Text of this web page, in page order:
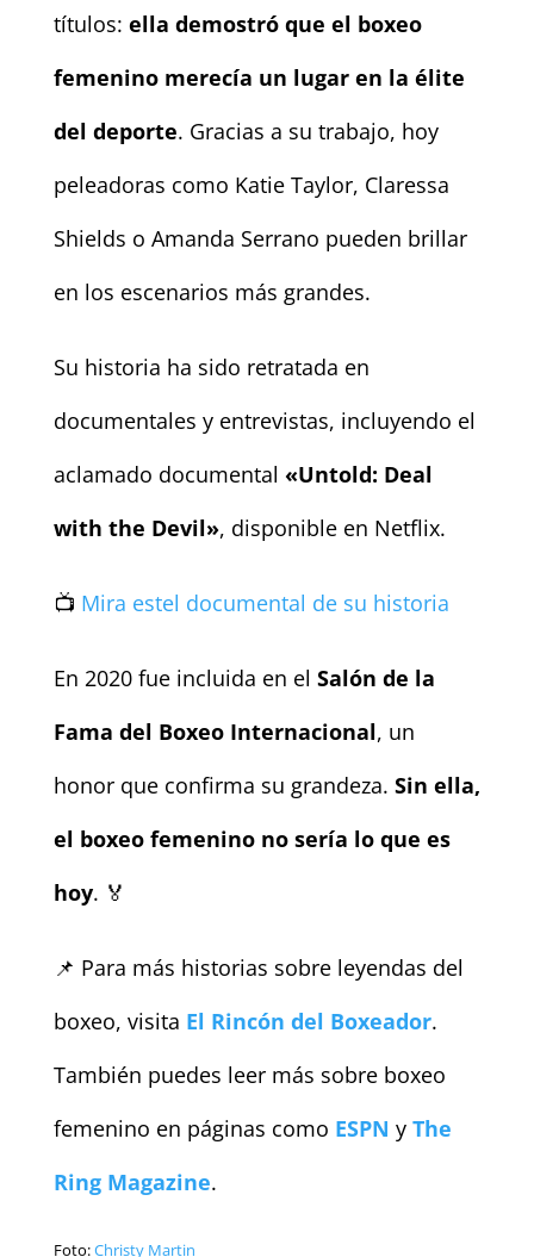
títulos: ella demostró que el boxeo
femenino merecía un lugar en la élite
del deporte. Gracias a su trabajo, hoy
peleadoras como Katie Taylor, Claressa
Shields o Amanda Serrano pueden brillar
en los escenarios más grandes.
Su historia ha sido retratada en
documentales y entrevistas, incluyendo el
aclamado documental «Untold: Deal
with the Devil», disponible en Netflix.
📺 Mira estel documental de su historia
En 2020 fue incluida en el Salón de la
Fama del Boxeo Internacional, un
honor que confirma su grandeza. Sin ella,
el boxeo femenino no sería lo que es
hoy. 🏅
📌 Para más historias sobre leyendas del
boxeo, visita El Rincón del Boxeador.
También puedes leer más sobre boxeo
femenino en páginas como ESPN y The
Ring Magazine.
Foto:Christy Martin